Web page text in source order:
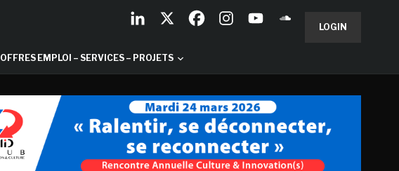
LOGIN
OFFRES EMPLOI – SERVICES – PROJETS